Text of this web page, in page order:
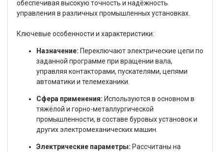
обеспечивая высокую точность и надёжность
управления в различных промышленных установках.
Ключевые особенности и характеристики:
Назначение: Переключают электрические цепи по
заданной программе при вращении вала,
управляя контакторами, пускателями, цепями
автоматики и телемеханики.
Сфера применения: Используются в основном в
тяжёлой и горно-металлургической
промышленности, в составе буровых установок и
других электромеханических машин.
Электрические параметры: Рассчитаны на